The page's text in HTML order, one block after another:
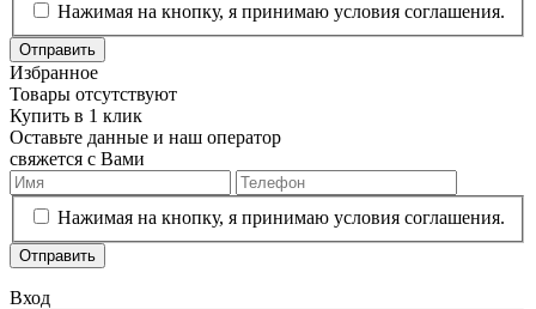
Нажимая на кнопку, я принимаю условия соглашения.
Отправить
Избранное
Товары отсутствуют
Купить в 1 клик
Оставьте данные и наш оператор
свяжется с Вами
Нажимая на кнопку, я принимаю условия соглашения.
Отправить
Вход